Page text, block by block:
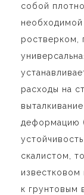
собой
ростверком,
расходы на
деформацию
скалистом,
известковом
к грунтовым